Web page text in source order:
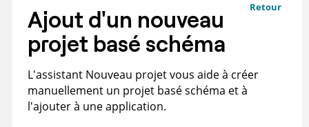
Retour
Ajout d'un nouveau
projet basé schéma
L'assistant Nouveau projet vous aide à créer
manuellement un projet basé schéma et à
l'ajouter à une application.